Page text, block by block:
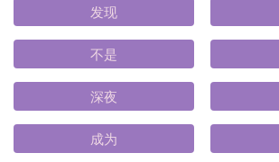
发现
不是
深夜
成为